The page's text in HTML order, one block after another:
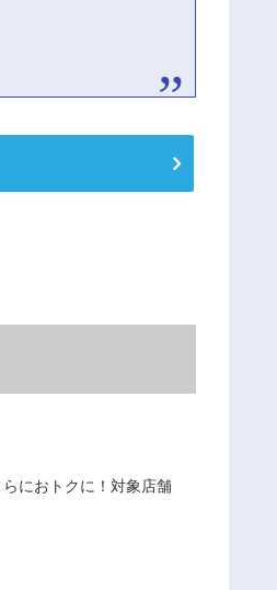
におトクに！対象店舗